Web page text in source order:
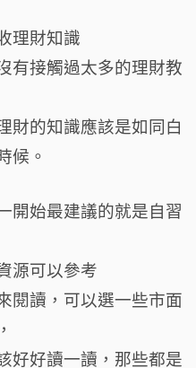
理財知識
有接觸過太多的理財教
財的知識應該是如同白
候。
開始最建議的就是自習
源可以參考
閱讀，可以選一些市面
好好讀一讀，那些都是